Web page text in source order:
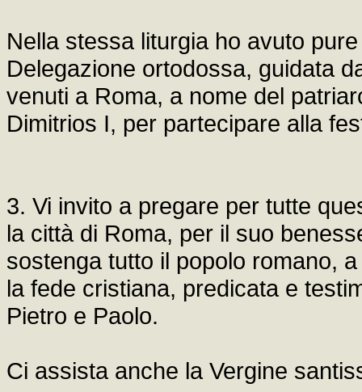
Nella stessa liturgia ho avuto
Delegazione ortodossa, guidata
venuti a Roma, a nome del
Dimitrios I, per partecipare alla
3. Vi invito a pregare per tutte
la città di Roma, per il suo
sostenga tutto il popolo romano,
la fede cristiana, predicata e
Pietro e Paolo.
Ci assista anche la Vergine